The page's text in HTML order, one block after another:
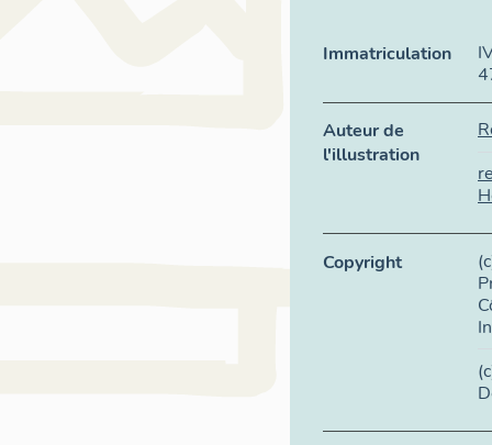
Immatriculation
Auteur de
l'illustration
Copyright